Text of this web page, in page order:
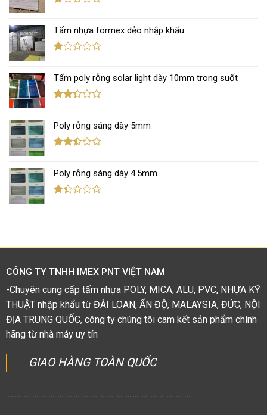
5 sao
hạng
1.12
5
Tấm nhựa formex dẻo nhập khẩu
hạng
1.11
5
Tấm poly rỗng solar light dày 10mm trong suốt
hạng
2.35
5 sao
Poly rỗng sáng dày 5mm
hạng
2.44
5 sao
Poly rỗng sáng dày 4.5mm
sao
CÔNG TY TNHH IMEX PNT VIỆT NAM
-Chuyên cung cấp tấm nhựa POLY, MICA, ALU, PVC, NHỰA KỸ
THUẬT nhập khẩu từ ĐÀI LOAN, ẤN ĐỘ, MALAYSIA, ĐỨC, NỘI
ĐỊA TRUNG QUỐC, công ty chúng tôi cam kết sản phẩm chính
hãng từ nhà máy uy tín
GIAO HÀNG TOÀN QUỐC
.......................................................................................................